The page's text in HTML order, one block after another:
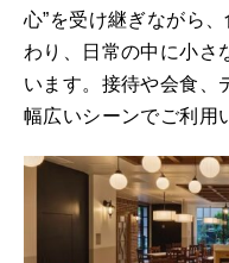
心”を受け継ぎながら
わり、日常の中に小さ
います。接待や会食、
幅広いシーンでご利用